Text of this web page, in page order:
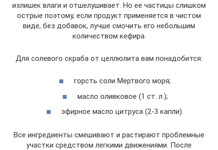
излишек влаги и отшелушивает. Но ее частицы слишком
острые поэтому, если продукт применяется в чистом
виде, без добавок, лучше смочить его небольшим
количеством кефира.
Для солевого скраба от целлюлита вам понадобится:
горсть соли Мертвого моря;
масло оливковое (1 ст. л.);
эфирное масло цитруса (2-3 капли).
Все ингредиенты смешивают и растирают проблемные
участки средством легкими движениями. После